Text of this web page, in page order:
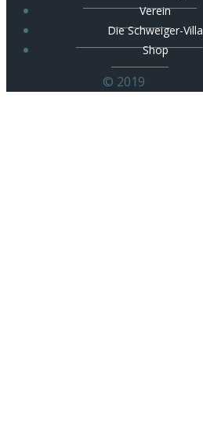
Verein
Die Schweiger-Villa
Shop
© 2019